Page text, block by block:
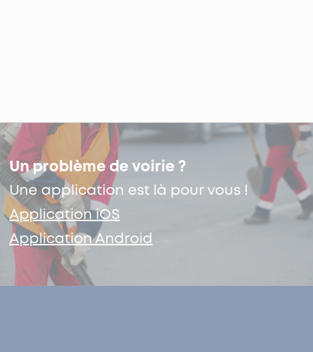
Un problème de voirie ?
Une application est là pour vous !
Application iOS
Application Android